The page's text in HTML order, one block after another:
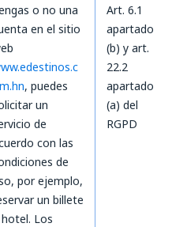
o no una
en el sitio
, puedes
un
de
con las
de
por ejemplo,
un billete
Los
Art. 6.1
apartado
(b) y art.
22.2
apartado
(a) del
RGPD